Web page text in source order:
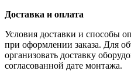
Доставка и оплата
Условия доставки и способы
при оформлении заказа. Для
организовать доставку
согласованной дате монтажа.